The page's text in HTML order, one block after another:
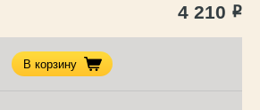
4 210 Р
В корзину